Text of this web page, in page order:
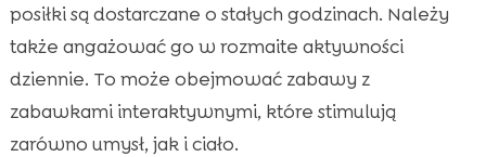
posiłki są dostarczane o stałych godzinach. Należy
także angażować go w rozmaite aktywności
dziennie. To może obejmować zabawy z
zabawkami interaktywnymi, które stimulują
zarówno umysł, jak i ciało.